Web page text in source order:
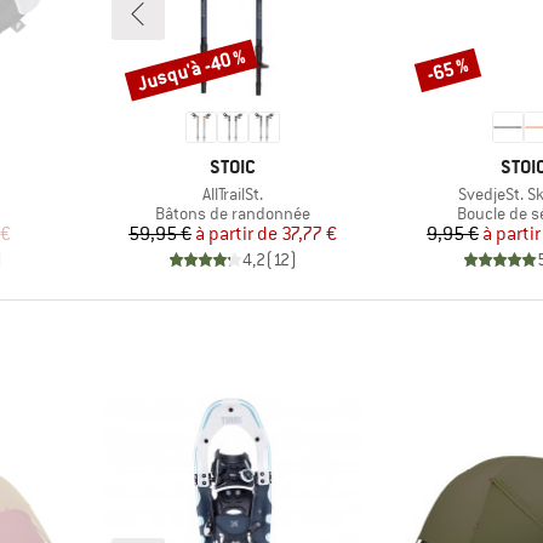
MARQUE
STOIC
Article
AllTrailSt.
Product group
Bâtons de randonnée
Prix
59,95 € Prix réduit
à partir de 37,77 €
4,2(12)
Remise
Jusqu'à -40 %
Article
SvedjeSt.
Product
Boucle de
9,95 € à
Remise
-65 %